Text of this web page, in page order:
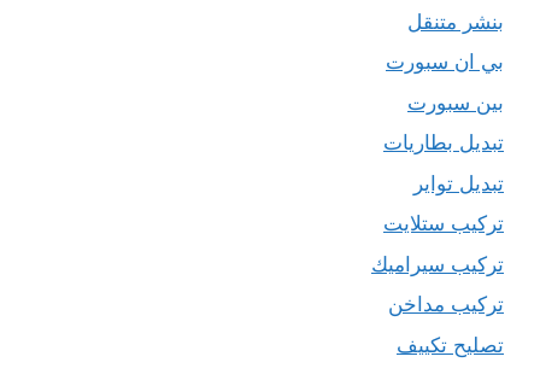
بنشر متنقل
بي ان سبورت
بين سبورت
تبديل بطاريات
تبديل تواير
تركيب ستلايت
تركيب سيراميك
تركيب مداخن
تصليح تكييف